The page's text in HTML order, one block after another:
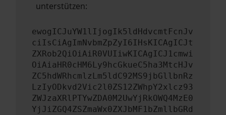
unterstützen:
ewogICJuYW1lIjogIk5ldHdvcmtFcnJv
ciIsCiAgImNvbmZpZyI6IHsKICAgICJt
ZXRob2QiOiAiR0VUIiwKICAgICJ1cmwi
OiAiaHR0cHM6Ly9hcGkueC5ha3MtcHJv
ZC5hdWRhcmlzLm5ldC92MS9jbGllbnRz
LzIyODkvd2Vic2l0ZS12ZWhpY2xlcz93
ZWJzaXRlPTYwZDA0M2UwYjRkOWQ4MzE0
YjJiZGQ4ZSZmaWx0ZXJbMF1bZmllbGRd